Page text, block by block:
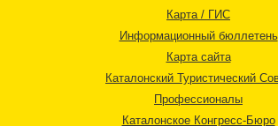
Карта / ГИС
Информационный бюллетень
Карта сайта
Каталонский Туристический
Профессионалы
Каталонское Конгресс-Бюро